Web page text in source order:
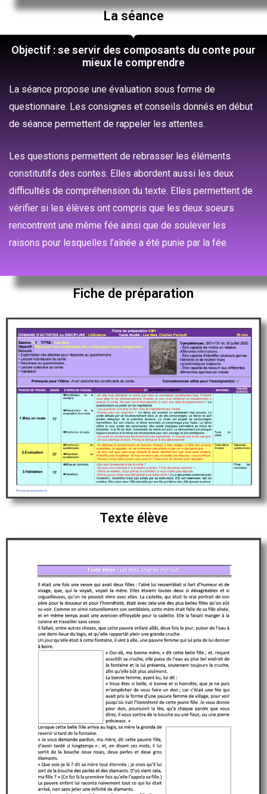
La séance
Objectif : se servir des composants du conte pour
mieux le comprendre
La séance propose une évaluation sous forme de
questionnaire. Les consignes et conseils donnés en début
de séance permettent de rappeler les attentes.
Les questions permettent de rebrasser les éléments
constitutifs des contes. Elles abordent aussi les deux
difficultés de compréhension du texte. Elles permettent de
vérifier si les élèves ont compris que les deux soeurs
rencontrent une même fée ainsi que de soulever les
raisons pour lesquelles l’aînée a été punie par la fée.
Fiche de préparation
Texte élève